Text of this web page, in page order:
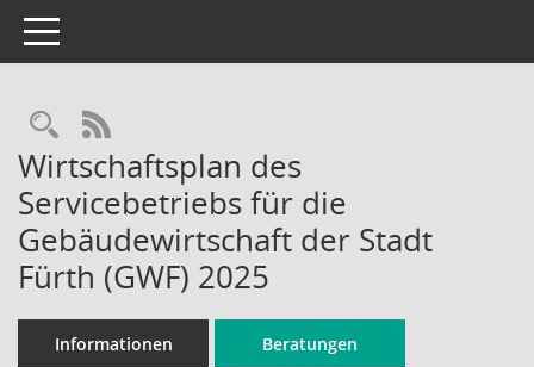
Toggle navigation
Rechercheauswahl
RSS-Feed
Wirtschaftsplan des
Servicebetriebs für die
Gebäudewirtschaft der Stadt
Fürth (GWF) 2025
Informationen Beratungen